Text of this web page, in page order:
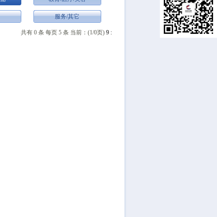
服务/其它
共有 0 条 每页 5 条 当前：(1/0页) 9 :